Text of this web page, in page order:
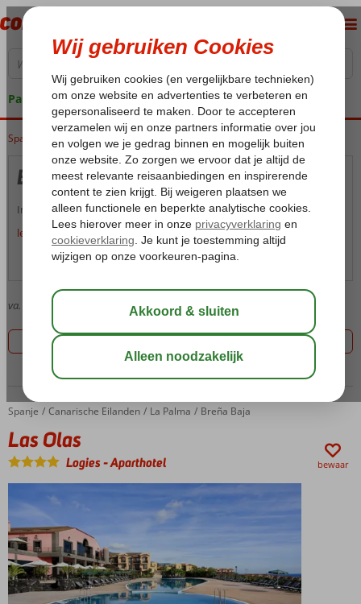
Pakketgarantie
Home
Spanje Canarische Eilanden La Palma
Breña Baja
Informatie volgt zo snel mogelijk.
lees meer over Breña Baja
Over Breña Baja
va. Goedkoopste prijs, 1 aanbiedingen
Filter 1 aanbiedingen
Home
Spanje Canarische Eilanden La Palma Breña Baja
Las Olas
Las Olas
Logies-Aparthotel bewaar